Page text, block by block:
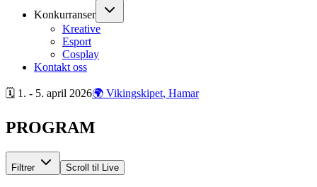
Konkurranser
Kreative
Esport
Cosplay
Kontakt oss
🗓 1. - 5. april 2026🌍 Vikingskipet, Hamar
PROGRAM
Filtrer Scroll til Live